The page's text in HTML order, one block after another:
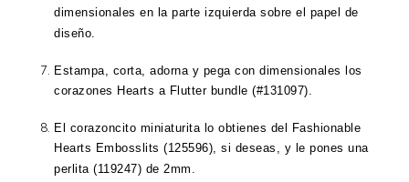
dimensionales en la parte izquierda sobre el papel de
diseño.
Estampa, corta, adorna y pega con dimensionales los
corazones Hearts a Flutter bundle (#131097).
El corazoncito miniaturita lo obtienes del Fashionable
Hearts Embosslits (125596), si deseas, y le pones una
perlita (119247) de 2mm.